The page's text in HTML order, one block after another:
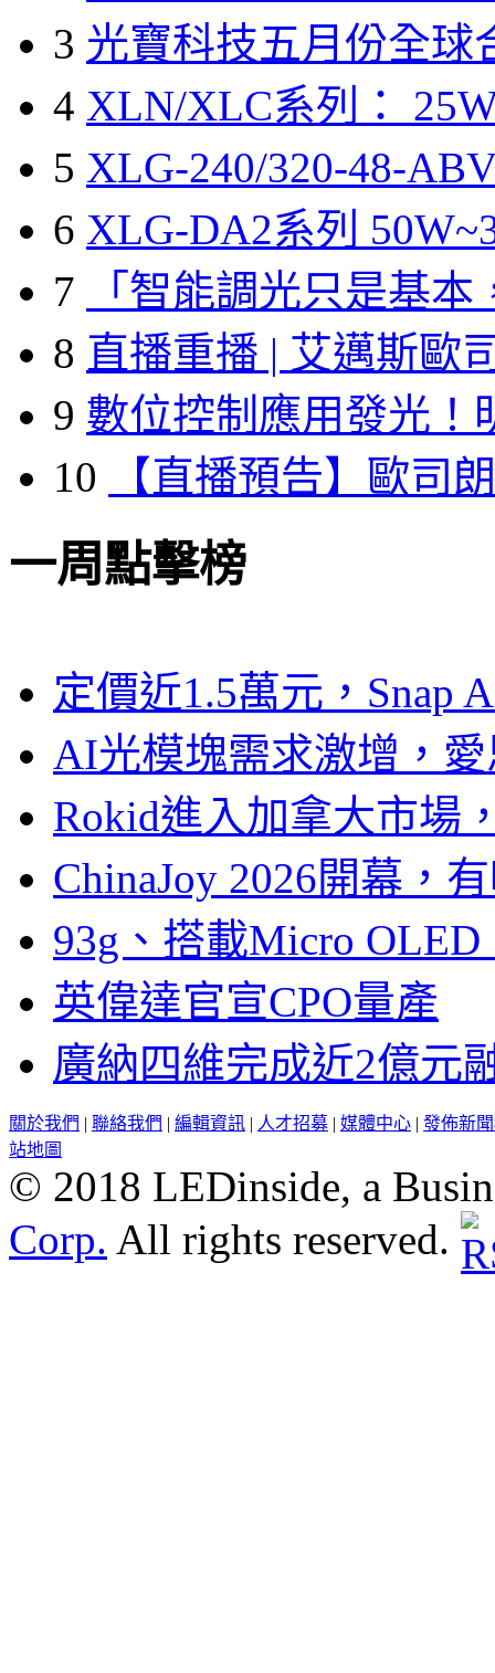
3 光寶科技五月份全球
4 XLN/XLC系列：
5 XLG-240/320-48-
6 XLG-DA2系列
7
「智能調光只是基本
8 直播重播 | 艾邁斯歐
9 數位控制應用發光！
10
【直播預告】歐司
一周點擊榜
定價近1.5萬元，Snap
AI光模塊需求激增，
Rokid進入加拿大市場
ChinaJoy 2026開幕，
93g、搭載Micro
英偉達官宣CPO量產
廣納四維完成近2億元
關於我們 | 聯絡我們 | 編輯資訊 | 人才招募 | 媒體中心 | 發佈新
站地圖
© 2018 LEDinside, a
Corp. All rights reserved.